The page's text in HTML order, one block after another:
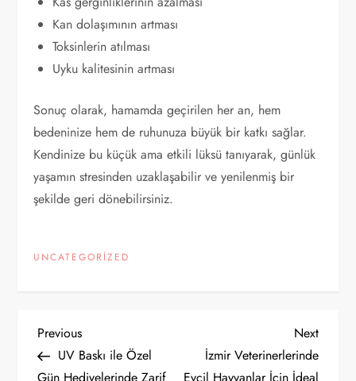
Kan dolaşımının artması
Toksinlerin atılması
Uyku kalitesinin artması
Sonuç olarak, hamamda geçirilen her an, hem
bedeninize hem de ruhunuza büyük bir katkı sağlar.
Kendinize bu küçük ama etkili lüksü tanıyarak, günlük
yaşamın stresinden uzaklaşabilir ve yenilenmiş bir
şekilde geri dönebilirsiniz.
UNCATEGORIZED
Y
Previous
Post
Previous
UV Baskı ile Özel
Next
Post
Next
İzmir Veterinerlerinde